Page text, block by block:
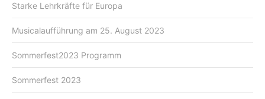
Starke Lehrkräfte für Europa
Musicalaufführung am 25. August 2023
Sommerfest2023 Programm
Sommerfest 2023